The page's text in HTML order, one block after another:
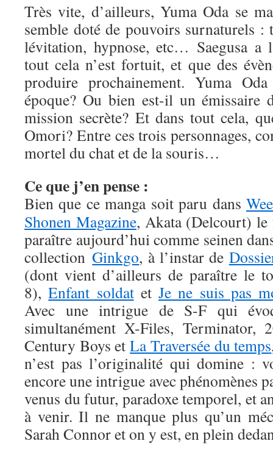
Très vite, d’ailleurs, Yuma Oda se
semble doté de pouvoirs surnaturels
lévitation, hypnose, etc… Saegusa a
tout cela n’est fortuit, et que des
produire prochainement. Yuma
époque? Ou bien est-il un émissaire
mission secrète? Et dans tout cela,
Omori? Entre ces trois personnages,
mortel du chat et de la souris…
Ce que j’en pense :
Bien que ce manga soit paru dans
Shonen Magazine, Akata (Delcourt) le
paraître aujourd’hui comme seinen
collectionGinkgo, à l’instar de
(dont vient d’ailleurs de paraître le
8),Enfant soldatet Je ne suis pas
Avec une intrigue de S-F qui
simultanément X-Files, Terminator,
Century Boys etLa Traversée du temps
n’est pas l’originalité qui domine :
encore une intrigue avec phénomènes
venus du futur, paradoxe temporel, et
à venir. Il ne manque plus qu’un
Sarah Connor et on y est, en plein